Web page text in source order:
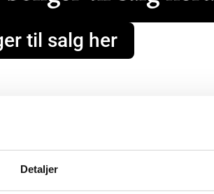
Detaljer
til salg her